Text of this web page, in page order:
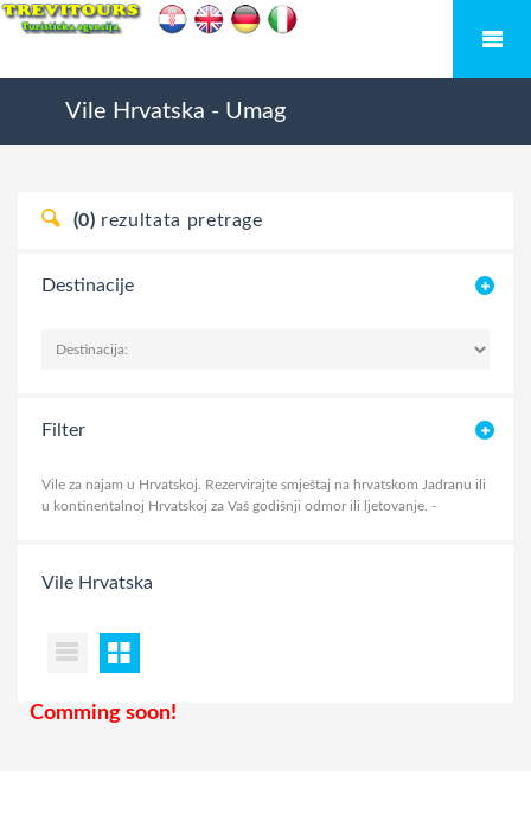
Vile Hrvatska - Umag
(0) rezultata pretrage
Destinacije
Filter
Vile za najam u Hrvatskoj. Rezervirajte smještaj na hrvatskom Jadranu ili
u kontinentalnoj Hrvatskoj za Vaš godišnji odmor ili ljetovanje. -
Vile Hrvatska
Comming soon!